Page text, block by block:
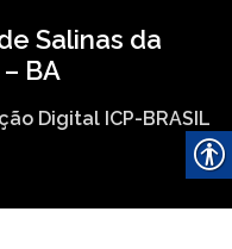
Salinas da
BA
Digital ICP-BRASIL